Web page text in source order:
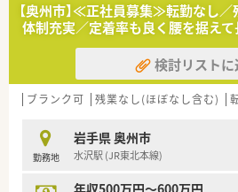
【奥州市】≪正社員募集≫転勤なし
体制充実／定着率も良く腰を据え
検討リストに
ブランク可 残業なし(ほぼなし含む)
勤務地
岩手県 奥州市
水沢駅 (JR東北本線)